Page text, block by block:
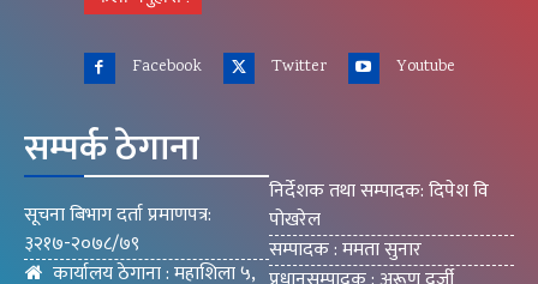
Facebook Twitter Youtube
सम्पर्क ठेगाना
सूचना बिभाग दर्ता प्रमाणपत्र:
३२१७-२०७८/७९
कार्यालय ठेगाना : महाशिला ५,
निर्देशक तथा सम्पादक: दिपेश वि
पोखरेल
सम्पादक : ममता सुनार